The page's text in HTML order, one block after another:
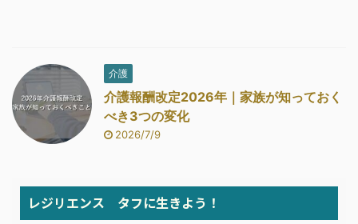
介護
介護報酬改定2026年｜家族が知っておく
べき3つの変化
2026/7/9
レジリエンス タフに生きよう！